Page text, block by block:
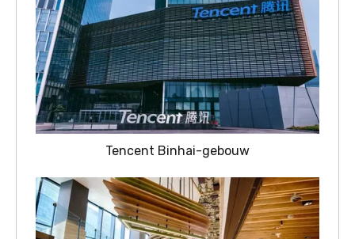
Tencent Binhai-gebouw